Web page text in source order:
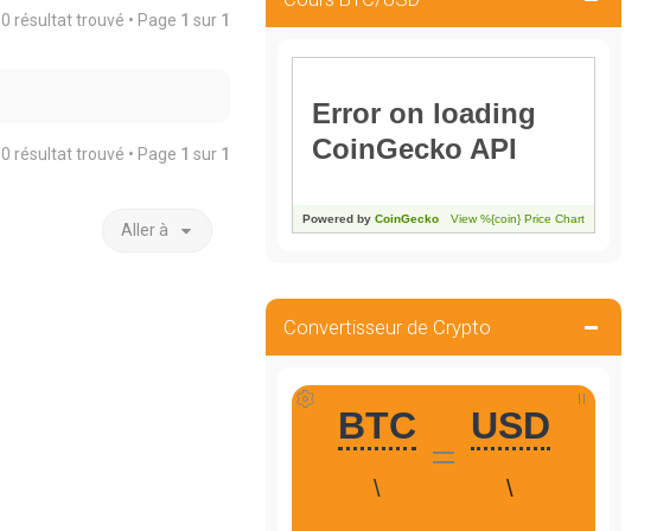
0 résultat trouvé • Page 1 sur 1
0 résultat trouvé • Page 1 sur 1
Aller à
Convertisseur de Crypto